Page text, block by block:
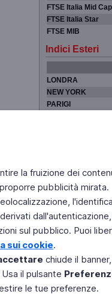
la fruizione dei
pubblicità mirata.
sul pubblico. Puoi
sui cookie.
chiude il
il pulsante
le tue preferenze.
FTSE Italia Mid Cap
FTSE Italia Star
FTSE MIB
Indici Esteri
LONDRA
NEW YORK
PARIGI